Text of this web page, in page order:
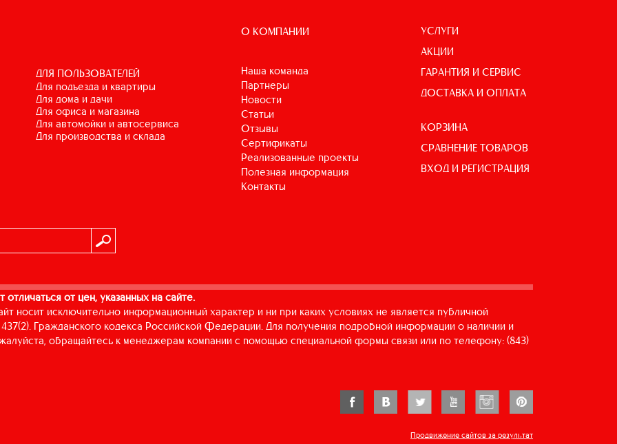
ДЛЯ ПОЛЬЗОВАТЕЛЕЙ
для подъезда и квартиры
для дома и дачи
для офиса и магазина
для автомойки и автосервиса
для производства и склада
О КОМПАНИИ
Наша команда
Партнеры
Новости
Статьи
Отзывы
Сертификаты
Реализованные проекты
Полезная информация
Контакты
УСЛУГИ
АКЦИИ
ГАРАНТИЯ И СЕРВИС
ДОСТАВКА И ОПЛАТА
КОРЗИНА
СРАВНЕНИЕ ТОВАРОВ
ВХОД И РЕГИСТРАЦИЯ
от цен, указанных на сайте.
носит исключительно информационный характер и ни при каких условиях не является публичной
Гражданского кодекса Российской Федерации. Для получения подробной информации о наличии и
обращайтесь к менеджерам компании с помощью специальной формы связи или по телефону: (843)
Продвижение сайтов за результат